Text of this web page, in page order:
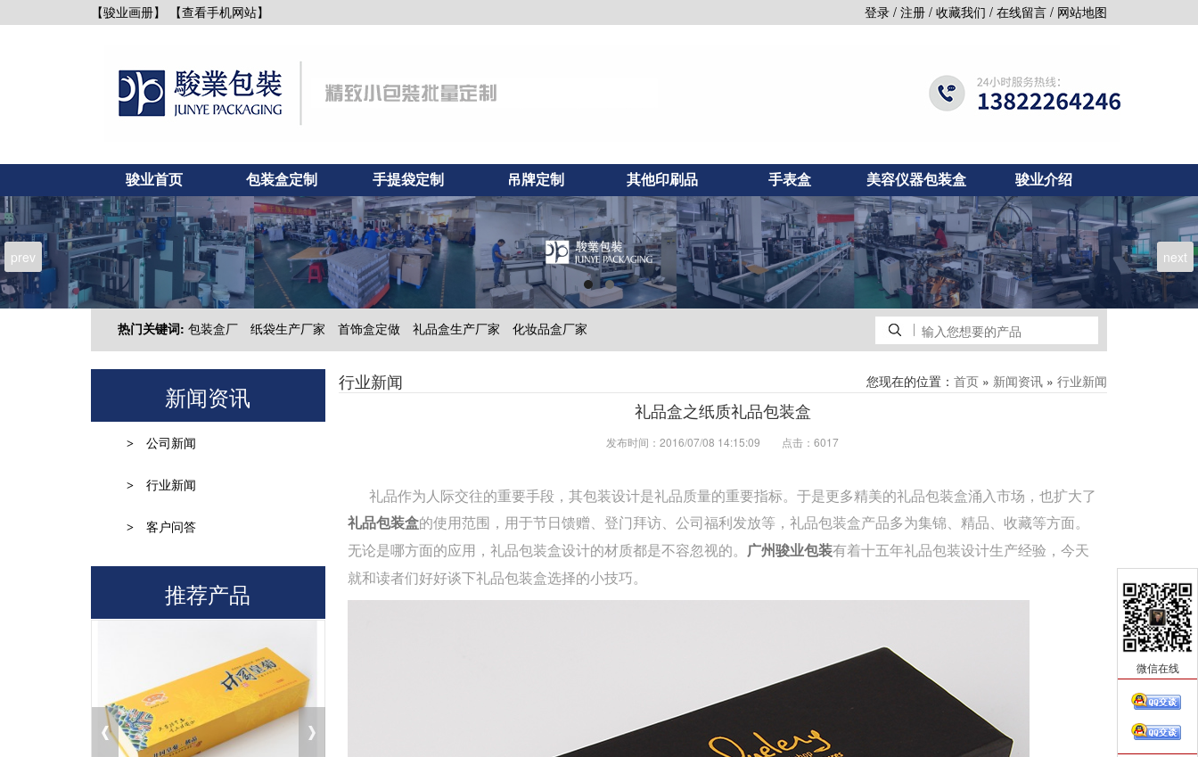
【骏业画册】 【查看手机网站】 登录 / 注册 / 收藏我们 / 在线留言 / 网站地图
骏业首页 包装盒定制 手提袋定制 吊牌定制 其他印刷品 手表盒 美容仪器包装盒 骏业介绍
新闻资讯 联系骏业
prev next
热门关键词: 包装盒厂 纸袋生产厂家 首饰盒定做 礼品盒生产厂家 化妆品盒厂家
新闻资讯
> 公司新闻
> 行业新闻
> 客户问答
推荐产品
行业新闻 您现在的位置： 首页 » 新闻资讯 » 行业新闻
礼品盒之纸质礼品包装盒
发布时间：2016/07/08 14:15:09 点击：6017
礼品作为人际交往的重要手段，其包装设计是礼品质量的重要指标。于是更多精美的礼品包装盒涌入市场，也扩大了
礼品包装盒的使用范围，用于节日馈赠、登门拜访、公司福利发放等，礼品包装盒产品多为集锦、精品、收藏等方面。
无论是哪方面的应用，礼品包装盒设计的材质都是不容忽视的。
广州骏业包装有着十五年礼品包装设计生产经验，今天
就和读者们好好谈下礼品包装盒选择的小技巧。
微信在线